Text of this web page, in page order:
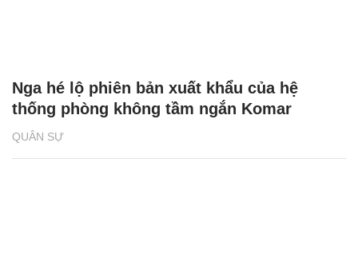
QUÂN SỰ
Nga hé lộ phiên bản xuất khẩu của hệ
thống phòng không tầm ngắn Komar